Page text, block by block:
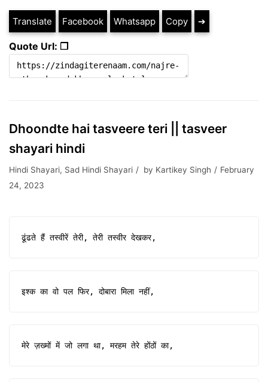
Translate Facebook Whatsapp Copy ➔
Quote Url: ❐
Dhoondte hai tasveere teri || tasveer
shayari hindi
Hindi Shayari, Sad Hindi Shayari by Kartikey Singh
February
24, 2023
ढूंढते हैं तस्वीरें तेरी, तेरी तस्वीर देखकर,
इश्क का वो पल फिर, दोबारा मिला नहीं,
मेरे ज़ख्मों में जो लगा था, मरहम तेरे होंठों का,